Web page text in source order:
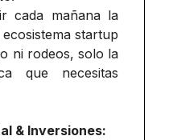
cada mañana la
startup
ni rodeos, solo la
que necesitas
& Inversiones: